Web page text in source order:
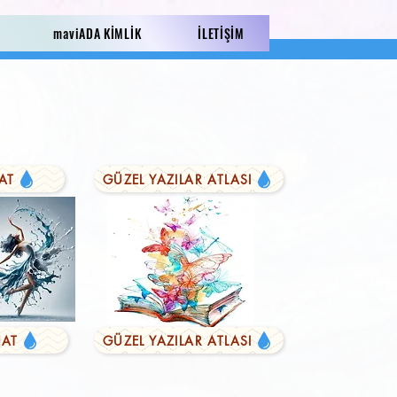
maviADA KİMLİK İLETİŞİM
GÜZEL YAZILAR ATLASI
GÜZEL YAZILAR ATLASI